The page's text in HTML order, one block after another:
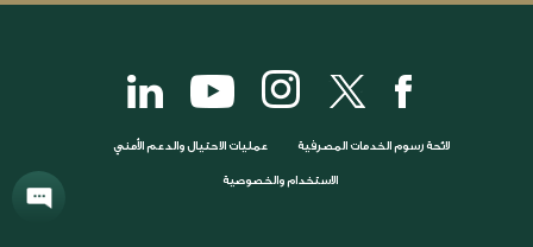
لائحة رسوم الخدمات المصرفية عمليات الاحتيال والدعم الأمني
الاستخدام والخصوصية